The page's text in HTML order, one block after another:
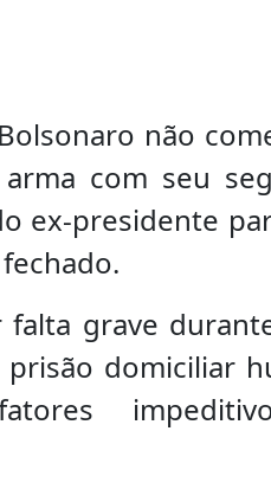
não
com seu
ex-presidente
grave
domiciliar